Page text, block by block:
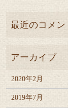
2020年2月
2019年7月